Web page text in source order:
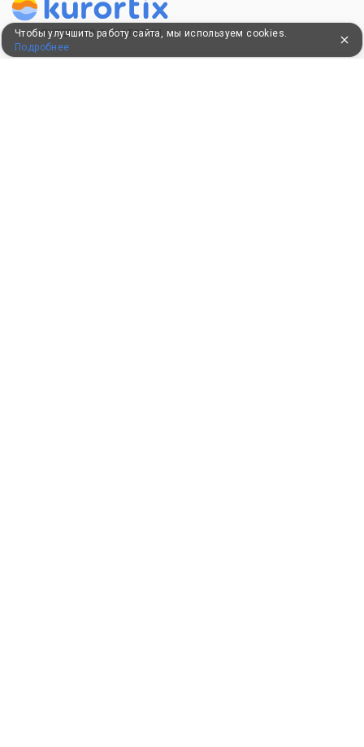
ПУТЕВКИ В САНАТОРИИ
Чтобы улучшить работу сайта, мы используем cookies.
Подробнее